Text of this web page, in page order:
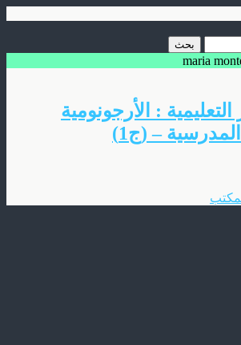
التعليمية : الأرجونومية
– (ج1)